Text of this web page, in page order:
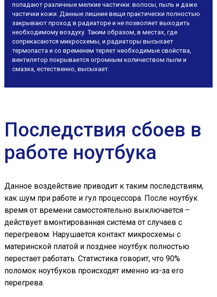
попадают различные мелкие частички: волосы, пыль и даже
частички кожи. Данные лишние вещи практически полностью
закрывают проход в радиаторе и не позволяет выходить
необходимому воздуху. Таким образом, в местах, где
соприкасаются микросхемы, и радиаторы высыхает
термопаста и со временем теряет необходимые свойства,
вентилятор покрывается огромным количеством пыли и
смазка, естественно, высыхает.
Последствия сбоев в
работе ноутбука
Данное воздействие приводит к таким последствиям,
как шум при работе и гул процессора. После ноутбук
время от времени самостоятельно выключается –
действует вмонтированная система от случаев с
перегревом. Нарушается контакт микросхемы с
материнской платой и позднее ноутбук полностью
перестает работать. Статистика говорит, что 90%
поломок ноутбуков происходят именно из-за его
перегрева.